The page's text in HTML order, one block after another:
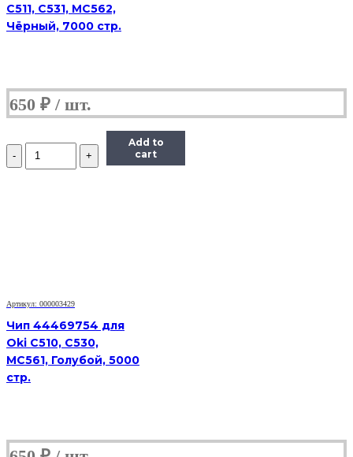
C511, C531, MC562,
Чёрный, 7000 стр.
650 ₽
Количество
Чип
Add to
cart
Артикул: 000003429
Чип 44469754 для
Oki C510, C530,
MC561, Голубой, 5000
стр.